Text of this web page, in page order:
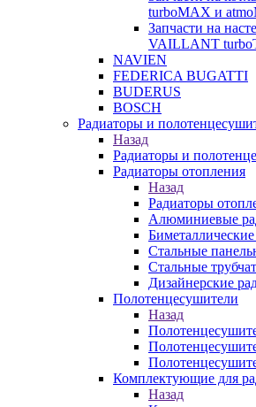
turboMAX и
Запчасти на
VAILLANT
NAVIEN
FEDERICA BUGATTI
BUDERUS
BOSCH
Радиаторы и
Назад
Радиаторы и
Радиаторы отопления
Назад
Радиаторы
Алюминиевые
Стальные
Стальные
Дизайнерские
Полотенцесушители
Назад
Комплектующие для
Назад